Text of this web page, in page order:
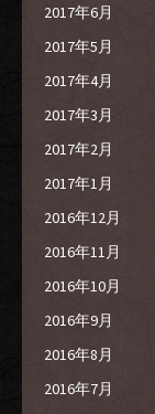
2017年6月
2017年5月
2017年4月
2017年3月
2017年2月
2017年1月
2016年12月
2016年11月
2016年10月
2016年9月
2016年8月
2016年7月